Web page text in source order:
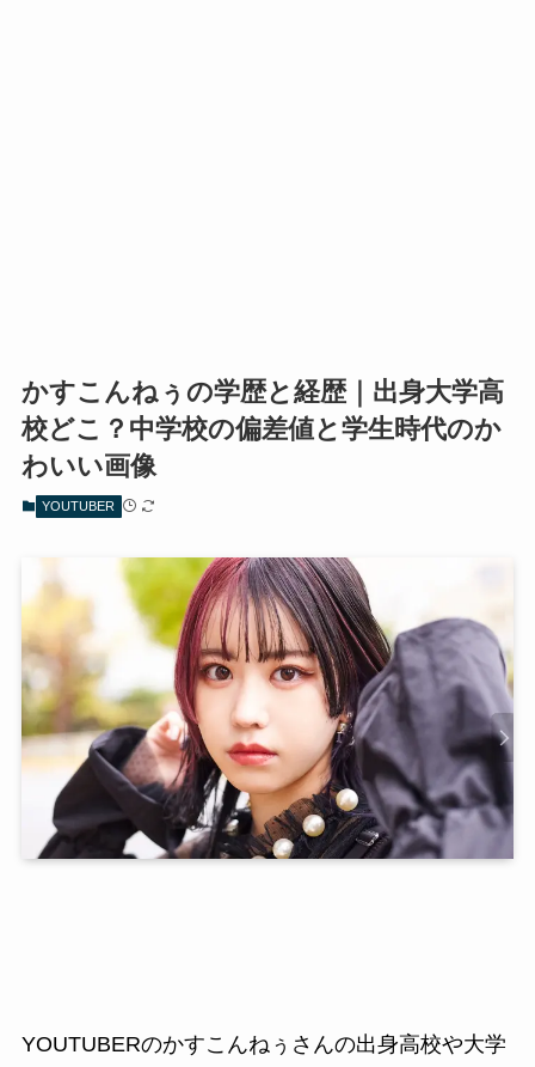
かすこんねぅの学歴と経歴｜出身大学高
校どこ？中学校の偏差値と学生時代のか
わいい画像
YOUTUBER
YOUTUBERのかすこんねぅさんの出身高校や大学